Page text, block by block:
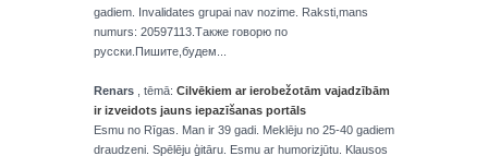
gadiem. Invalidates grupai nav nozime. Raksti,mans
numurs: 20597113.Также говорю по
русски.Пишите,будем...
Renars , tēmā: Cilvēkiem ar ierobežotām vajadzībām
ir izveidots jauns iepazīšanas portāls
Esmu no Rīgas. Man ir 39 gadi. Meklēju no 25-40 gadiem
draudzeni. Spēlēju ģitāru. Esmu ar humorizjūtu. Klausos